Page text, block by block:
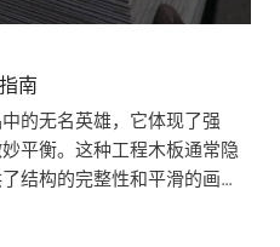
南
的无名英雄，它体现了强
平衡。这种工程木板通常隐
结构的完整性和平滑的画
面的指南深入探讨了家具胶